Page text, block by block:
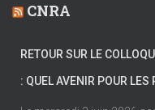
CNRA
RETOUR SUR LE
: QUEL AVENIR POUR